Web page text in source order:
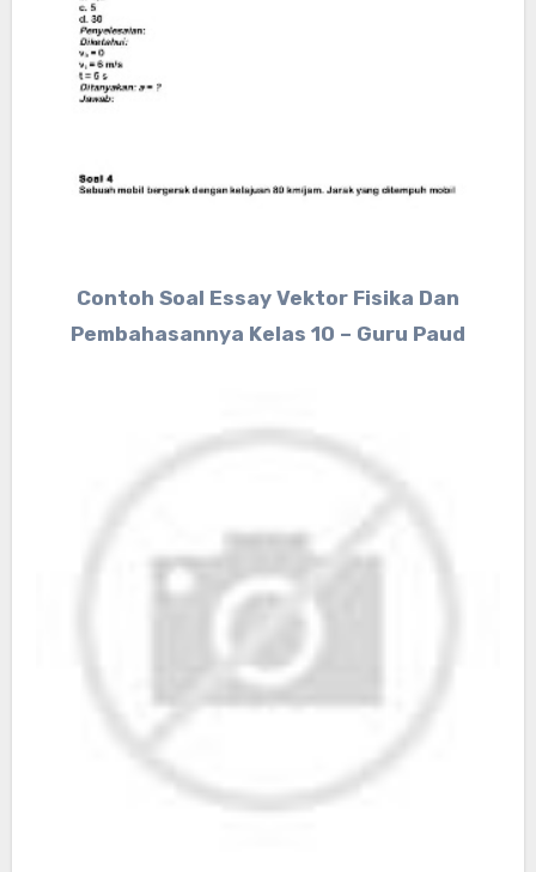
Contoh Soal Essay Vektor Fisika Dan
Pembahasannya Kelas 10 – Guru Paud